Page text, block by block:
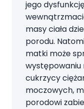
jego
masy ciała
porodu.
matki może
występowaniu
cukrzycy
moczowych,
porodowi